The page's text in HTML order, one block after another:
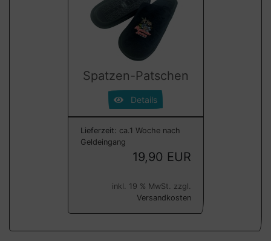
Spatzen-Patschen
Details
Lieferzeit: ca.1 Woche nach
Geldeingang
19,90 EUR
inkl. 19 % MwSt. zzgl.
Versandkosten